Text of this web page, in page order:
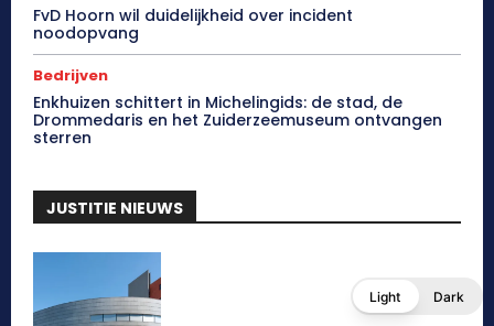
FvD Hoorn wil duidelijkheid over incident
noodopvang
Bedrijven
Enkhuizen schittert in Michelingids: de stad, de
Drommedaris en het Zuiderzeemuseum ontvangen
sterren
JUSTITIE NIEUWS
Light Dark